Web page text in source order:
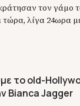
τον γάμο
τώρα, λίγα 24ωρα
το old-
Bianca Jagger